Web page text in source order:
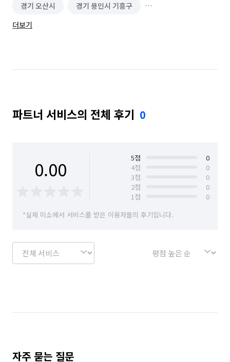
경기 오산시 경기 용인시 기흥구
경기 용인시 수지구
경기 화성시 효행구 경기 화성시 만세구
더보기
파트너 서비스의 전체 후기 0
0.00 5점
0
4점
0
3점
0
2점
0
1점
0
*실제 미소에서 서비스를 받은 이용자들의 후기입니다.
자주 묻는 질문